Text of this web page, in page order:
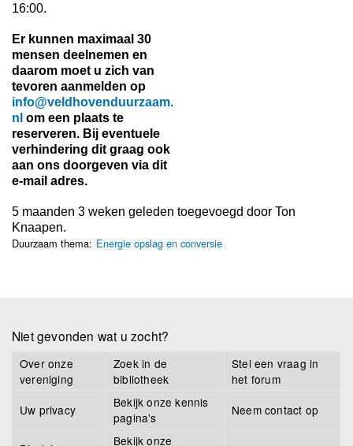
16:00.
Er kunnen maximaal 30
mensen deelnemen en
daarom moet u zich van
tevoren aanmelden op
info@veldhovenduurzaam.
nl om een plaats te
reserveren. Bij eventuele
verhindering dit graag ook
aan ons doorgeven via dit
e-mail adres.
5 maanden 3 weken geleden toegevoegd door Ton
Knaapen.
Duurzaam thema: Energie opslag en conversie
Niet gevonden wat u zocht?
Over onze
vereniging
Zoek in de
bibliotheek
Stel een vraag in
het forum
Uw privacy
Bekijk onze kennis
pagina's
Neem contact op
Bekijk onze